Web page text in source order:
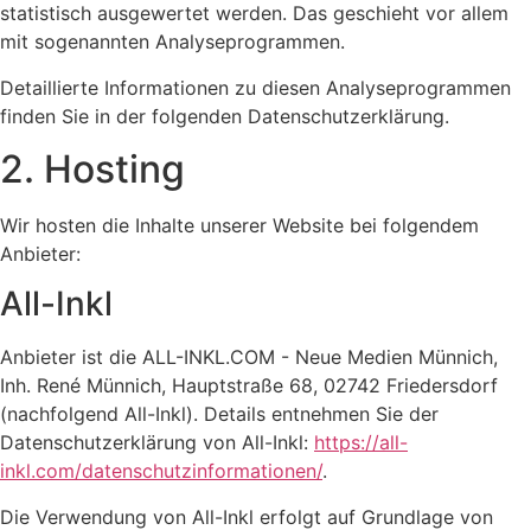
statistisch ausgewertet werden. Das geschieht vor allem
mit sogenannten Analyseprogrammen.
Detaillierte Informationen zu diesen Analyseprogrammen
finden Sie in der folgenden Datenschutzerklärung.
2. Hosting
Wir hosten die Inhalte unserer Website bei folgendem
Anbieter:
All-Inkl
Anbieter ist die ALL-INKL.COM - Neue Medien Münnich,
Inh. René Münnich, Hauptstraße 68, 02742 Friedersdorf
(nachfolgend All-Inkl). Details entnehmen Sie der
Datenschutzerklärung von All-Inkl: https://all-
inkl.com/datenschutzinformationen/.
Die Verwendung von All-Inkl erfolgt auf Grundlage von